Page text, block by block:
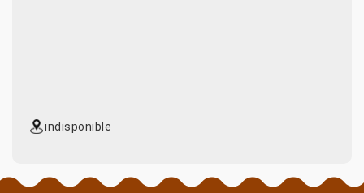
indisponible